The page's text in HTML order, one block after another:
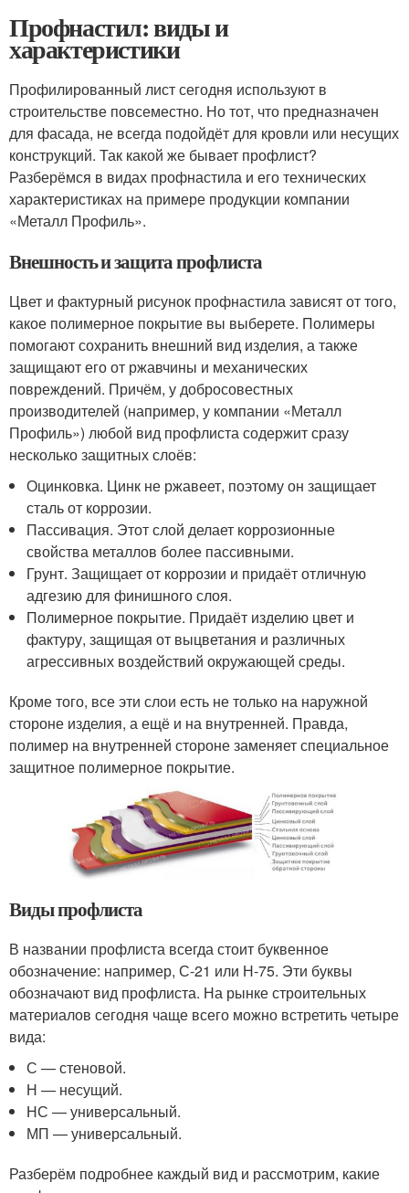
Профнастил: виды и
характеристики
Профилированный лист сегодня используют в
строительстве повсеместно. Но тот, что предназначен
для фасада, не всегда подойдёт для кровли или несущих
конструкций. Так какой же бывает профлист?
Разберёмся в видах профнастила и его технических
характеристиках на примере продукции компании
«Металл Профиль».
Внешность и защита профлиста
Цвет и фактурный рисунок профнастила зависят от того,
какое полимерное покрытие вы выберете. Полимеры
помогают сохранить внешний вид изделия, а также
защищают его от ржавчины и механических
повреждений. Причём, у добросовестных
производителей (например, у компании «Металл
Профиль») любой вид профлиста содержит сразу
несколько защитных слоёв:
Оцинковка. Цинк не ржавеет, поэтому он защищает
сталь от коррозии.
Пассивация. Этот слой делает коррозионные
свойства металлов более пассивными.
Грунт. Защищает от коррозии и придаёт отличную
адгезию для финишного слоя.
Полимерное покрытие. Придаёт изделию цвет и
фактуру, защищая от выцветания и различных
агрессивных воздействий окружающей среды.
Кроме того, все эти слои есть не только на наружной
стороне изделия, а ещё и на внутренней. Правда,
полимер на внутренней стороне заменяет специальное
защитное полимерное покрытие.
Виды профлиста
В названии профлиста всегда стоит буквенное
обозначение: например, С-21 или Н-75. Эти буквы
обозначают вид профлиста. На рынке строительных
материалов сегодня чаще всего можно встретить четыре
вида:
С — стеновой.
Н — несущий.
НС — универсальный.
МП — универсальный.
Разберём подробнее каждый вид и рассмотрим, какие